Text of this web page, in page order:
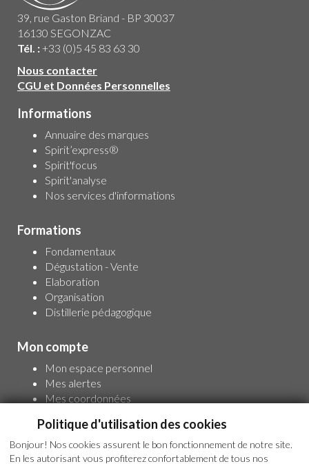
39, rue Gaston Briand - BP 30037
16130 SEGONZAC
Tél. :+33 (0)5 45 83 63 30
Nous contacter
CGU et Données Personnelles
Informations
Annuaire des marques
Spirit’express®
Spirit'focus
Spirit'analyse
Nos services d'informations
Formations
Fondamentaux
Dégustation - Vente
Elaboration
Organisation
Distillerie pédagogique
Mon compte
Mon espace personnel
Mes alertes
Mes coordonnées
inscrivez-vous
Politique d'utilisation des cookies
Bonjour! Nos cookies assurent le bon fonctionnement de notre site.
En les autorisant vous profiterez confortablement de tous nos